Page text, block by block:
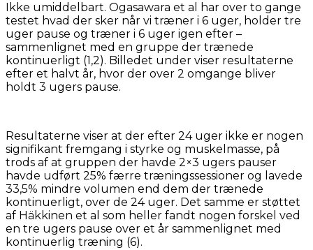
Ikke umiddelbart. Ogasawara et al har over to gange
testet hvad der sker når vi træner i 6 uger, holder tre
uger pause og træner i 6 uger igen efter –
sammenlignet med en gruppe der trænede
kontinuerligt (1,2). Billedet under viser resultaterne
efter et halvt år, hvor der over 2 omgange bliver
holdt 3 ugers pause.
Resultaterne viser at der efter 24 uger ikke er nogen
signifikant fremgang i styrke og muskelmasse, på
trods af at gruppen der havde 2×3 ugers pauser
havde udført 25% færre træningssessioner og lavede
33,5% mindre volumen end dem der trænede
kontinuerligt, over de 24 uger. Det samme er støttet
af Häkkinen et al som heller fandt nogen forskel ved
en tre ugers pause over et år sammenlignet med
kontinuerlig træning (6).